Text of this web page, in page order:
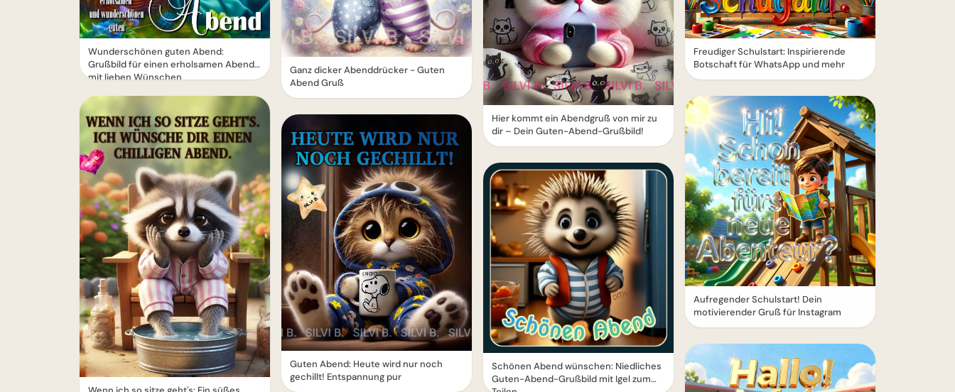
Wunderschönen guten Abend:
Grußbild für einen erholsamen Abend
mit lieben Wünschen
Ganz dicker Abenddrücker - Guten
Abend Gruß
Guten Abend: Heute wird nur noch
gechillt! Entspannung pur
Hier kommt ein Abendgruß von mir zu
dir – Dein Guten-Abend-Grußbild!
Schönen Abend wünschen: Niedliches
Guten-Abend-Grußbild mit Igel zum
Freudiger Schulstart: Inspirierende
Botschaft für WhatsApp und mehr
Aufregender Schulstart! Dein
motivierender Gruß für Instagram